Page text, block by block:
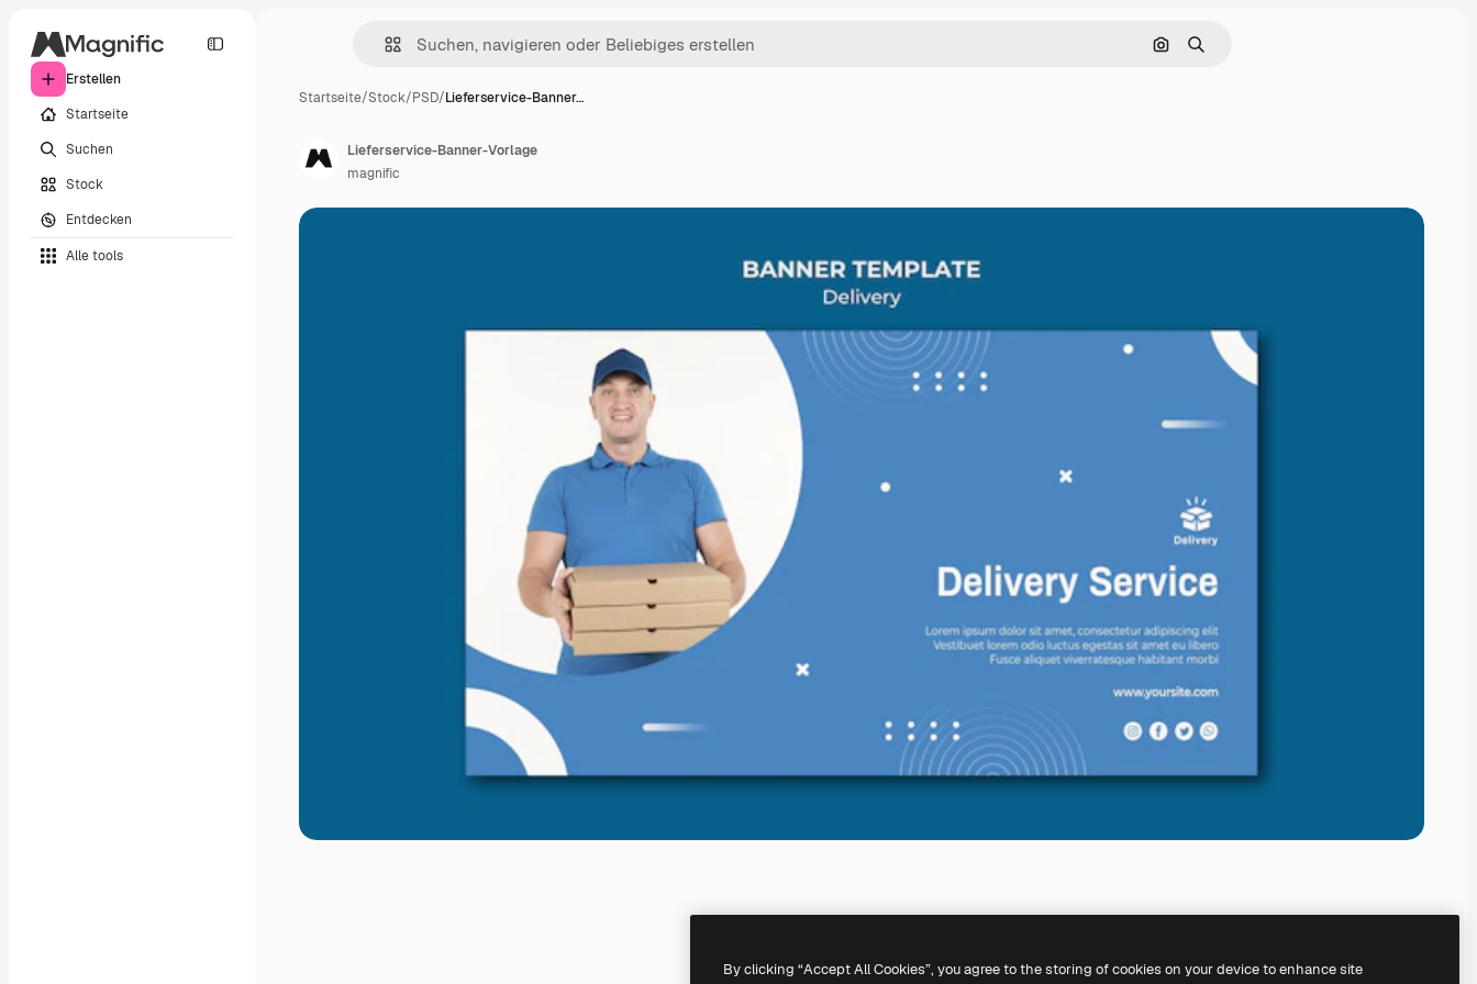
Erstellen
Startseite
Suchen
Stock
Entdecken
Alle tools
Nach Bild suchen
Suchen
Startseite/Stock/PSD/Lieferservice-Banner…
Lieferservice-Banner-Vorlage
magnific
By clicking “Accept All Cookies”, you agree to the storing of cookies on your device to enhance site